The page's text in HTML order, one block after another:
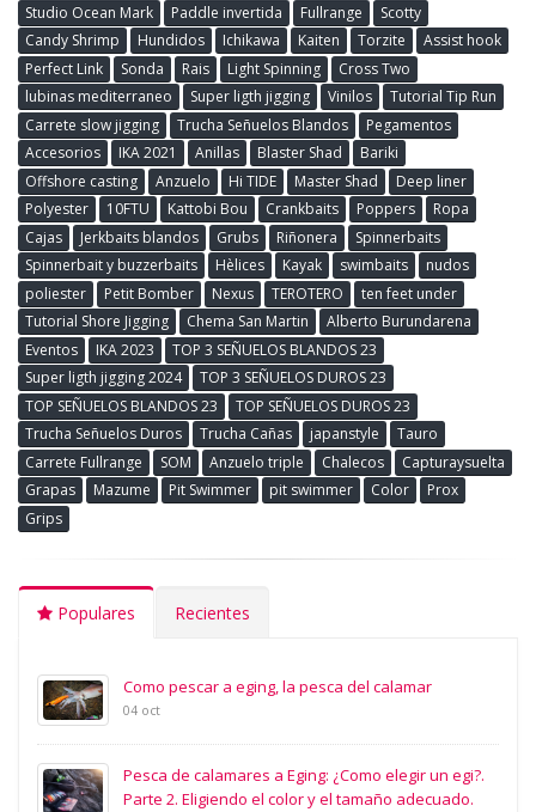
Studio Ocean Mark
Paddle invertida Fullrange
Scotty
Candy Shrimp
Hundidos Ichikawa Kaiten Torzite
Assist hook
Perfect Link
Sonda Rais Light Spinning
Cross Two
lubinas mediterraneo
Super ligth jigging Vinilos
Tutorial Tip Run
Carrete slow jigging
Trucha Señuelos Blandos
Pegamentos
Accesorios
IKA 2021 Anillas Blaster Shad
Bariki
Offshore casting
Anzuelo Hi TIDE Master Shad
Deep liner
Polyester
10FTU Kattobi Bou Crankbaits Poppers
Ropa
Cajas
Jerkbaits blandos Grubs Riñonera
Spinnerbaits
Spinnerbait y buzzerbaits
Hèlices Kayak swimbaits
nudos
poliester
Petit Bomber Nexus TEROTERO
ten feet under
Tutorial Shore Jigging
Chema San Martin
Alberto Burundarena
Eventos
IKA 2023
TOP 3 SEÑUELOS BLANDOS 23
Super ligth jigging 2024
TOP 3 SEÑUELOS DUROS 23
TOP SEÑUELOS BLANDOS 23
TOP SEÑUELOS DUROS 23
Trucha Señuelos Duros
Trucha Cañas japanstyle
Tauro
Carrete Fullrange
SOM Anzuelo triple Chalecos
Capturaysuelta
Grapas
Mazume Pit Swimmer pit swimmer Color
Prox
Grips
Populares Recientes
Como pescar a eging, la pesca del calamar
04 oct
Pesca de calamares a Eging: ¿Como elegir un egi?.
Parte 2. Eligiendo el color y el tamaño adecuado.